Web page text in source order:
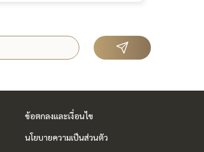
ข้อตกลงและเงื่อนไข
นโยบายความเป็นส่วนตัว